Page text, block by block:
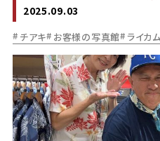
2025.09.03
チアキ お客様の写真館 ライカ